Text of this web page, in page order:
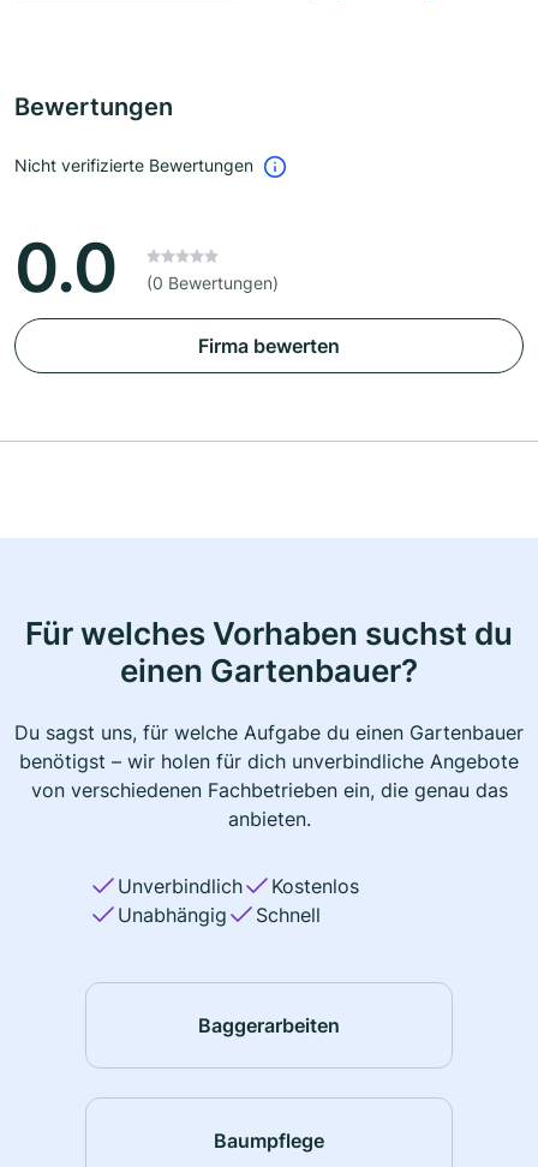
Bewertungen
Nicht verifizierte Bewertungen
0.0 (0 Bewertungen)
Firma bewerten
Für welches Vorhaben suchst du
einen Gartenbauer?
Du sagst uns, für welche Aufgabe du einen Gartenbauer
benötigst – wir holen für dich unverbindliche Angebote
von verschiedenen Fachbetrieben ein, die genau das
anbieten.
Unverbindlich
Kostenlos
Unabhängig
Schnell
Baggerarbeiten
Baumpflege